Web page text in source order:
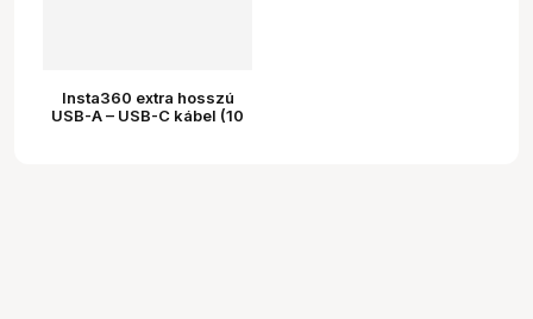
Insta360 extra hosszú
USB-A – USB-C kábel (10